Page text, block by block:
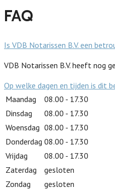
FAQ
Is VDB Notarissen B.V. een
VDB Notarissen B.V. heeft nog
Op welke dagen en tijden is dit
Maandag
08.00 - 17.30
Dinsdag
08.00 - 17.30
Woensdag 08.00 - 17.30
Donderdag 08.00 - 17.30
Vrijdag
08.00 - 17.30
Zaterdag
gesloten
Zondag
gesloten